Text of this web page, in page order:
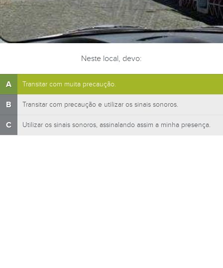
Neste local, devo:
A Transitar com muita precaução.
B Transitar com precaução e utilizar os sinais sonoros.
C Utilizar os sinais sonoros, assinalando assim a minha presença.